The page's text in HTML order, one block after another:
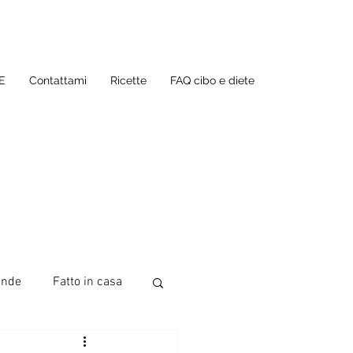
Contattami Ricette FAQ cibo e diete
Fatto in casa